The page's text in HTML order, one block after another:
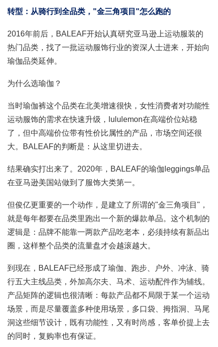
转型：从骑行到全品类，"金三角项目"怎么跑的
2016年前后，BALEAF开始认真研究亚马逊上运动服装的
热门品类，找了一批运动服饰行业的资深人士进来，开始向
瑜伽品类延伸。
为什么选瑜伽？
当时瑜伽裤这个品类在北美增速很快，女性消费者对功能性
运动服饰的需求在快速升级，lululemon在高端价位站稳
了，但中高端价位带有性价比属性的产品，市场空间还很
大。BALEAF的判断是：从这里切进去。
结果确实打出来了。2020年，BALEAF的瑜伽leggings单品
在亚马逊美国站做到了服饰大类第一。
但俊亿更重要的一个动作，是建立了所谓的"金三角项目"，
就是每年都要在品类里跑出一个新的爆款单品。这个机制的
逻辑是：品牌不能靠一两款产品吃老本，必须持续有新品出
圈，这样整个品类的流量盘才会越滚越大。
到现在，BALEAF已经形成了瑜伽、跑步、户外、冲泳、骑
行五大主线品类，外加高尔夫、马术、运动配件作为辅线。
产品矩阵的逻辑也很清晰：每款产品都不局限于某一个运动
场景，而是尽量覆盖多种使用场景，多口袋、拇指洞、马尾
洞这些细节设计，既有功能性，又有时尚感，客单价提上去
的同时，复购率也有保证。